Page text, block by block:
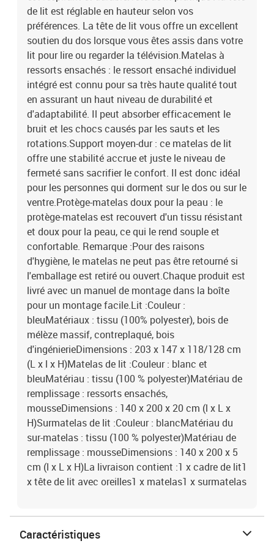
de lit est réglable en hauteur selon vos
préférences. La tête de lit vous offre un excellent
soutien du dos lorsque vous êtes assis dans votre
lit pour lire ou regarder la télévision.Matelas à
ressorts ensachés : le ressort ensaché individuel
intégré est connu pour sa très haute qualité tout
en assurant un haut niveau de durabilité et
d'adaptabilité. Il peut absorber efficacement le
bruit et les chocs causés par les sauts et les
rotations.Support moyen-dur : ce matelas de lit
offre une stabilité accrue et juste le niveau de
fermeté sans sacrifier le confort. Il est donc idéal
pour les personnes qui dorment sur le dos ou sur le
ventre.Protège-matelas doux pour la peau : le
protège-matelas est recouvert d'un tissu résistant
et doux pour la peau, ce qui le rend souple et
confortable. Remarque :Pour des raisons
d'hygiène, le matelas ne peut pas être retourné si
l'emballage est retiré ou ouvert.Chaque produit est
livré avec un manuel de montage dans la boîte
pour un montage facile.Lit :Couleur :
bleuMatériaux : tissu (100% polyester), bois de
mélèze massif, contreplaqué, bois
d'ingénierieDimensions : 203 x 147 x 118/128 cm
(L x l x H)Matelas de lit :Couleur : blanc et
bleuMatériau : tissu (100 % polyester)Matériau de
remplissage : ressorts ensachés,
mousseDimensions : 140 x 200 x 20 cm (l x L x
H)Surmatelas de lit :Couleur : blancMatériau du
sur-matelas : tissu (100 % polyester)Matériau de
remplissage : mousseDimensions : 140 x 200 x 5
cm (l x L x H)La livraison contient :1 x cadre de lit1
x tête de lit avec oreilles1 x matelas1 x surmatelas
Caractéristiques